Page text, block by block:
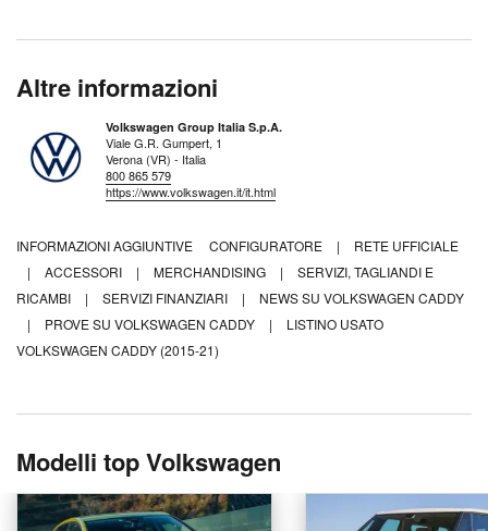
Altre informazioni
Volkswagen Group Italia S.p.A.
Viale G.R. Gumpert, 1
Verona (VR) - Italia
800 865 579
https://www.volkswagen.it/it.html
INFORMAZIONI AGGIUNTIVE CONFIGURATORE |
RETE UFFICIALE
|
ACCESSORI | MERCHANDISING |
SERVIZI, TAGLIANDI E
RICAMBI
| SERVIZI FINANZIARI |
NEWS SU VOLKSWAGEN CADDY
|
PROVE SU VOLKSWAGEN CADDY |
LISTINO USATO
VOLKSWAGEN CADDY (2015-21)
Modelli top Volkswagen